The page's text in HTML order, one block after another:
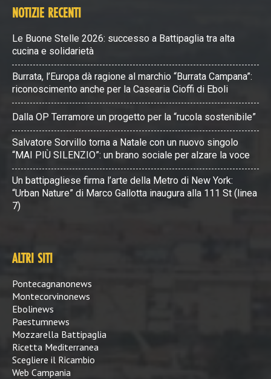
NOTIZIE RECENTI
Le Buone Stelle 2026: successo a Battipaglia tra alta
cucina e solidarietà
Burrata, l’Europa dà ragione al marchio “Burrata Campana”:
riconoscimento anche per la Casearia Cioffi di Eboli
Dalla OP Terramore un progetto per la “rucola sostenibile”
Salvatore Sorvillo torna a Natale con un nuovo singolo
“MAI PIÙ SILENZIO”: un brano sociale per alzare la voce
Un battipagliese firma l’arte della Metro di New York:
“Urban Nature” di Marco Gallotta inaugura alla 111 St (linea
7)
ALTRI SITI
Pontecagnanonews
Montecorvinonews
Ebolinews
Paestumnews
Mozzarella Battipaglia
Ricetta Mediterranea
Scegliere il Ricambio
Web Campania